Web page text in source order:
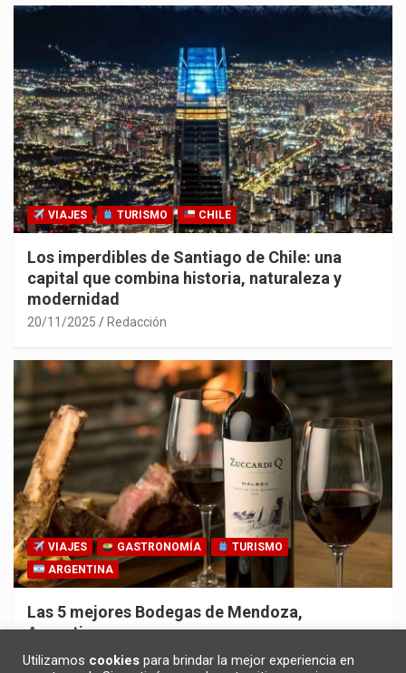
VIAJES TURISMO CHILE
Los imperdibles de Santiago de Chile: una
capital que combina historia, naturaleza y
modernidad
20/11/2025 Redacción
VIAJES GASTRONOMÍA
TURISMO
ARGENTINA
Las 5 mejores Bodegas de Mendoza,
Argentina
30/10/2025 Redacción
Utilizamos cookies para brindar la mejor experiencia en